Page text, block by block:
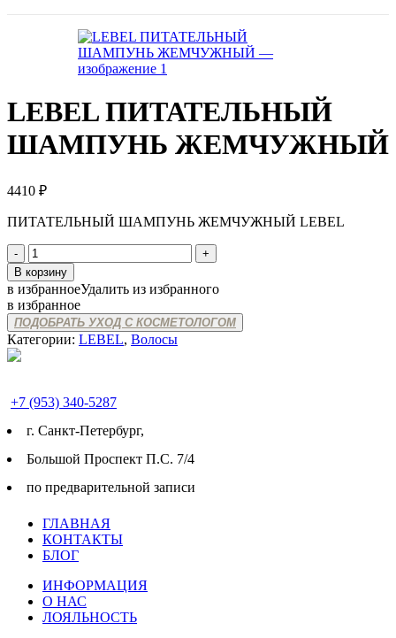
LEBEL ПИТАТЕЛЬНЫЙ
ШАМПУНЬ ЖЕМЧУЖНЫЙ
4410 ₽
ПИТАТЕЛЬНЫЙ ШАМПУНЬ ЖЕМЧУЖНЫЙ LEBEL
Количество
товара
LEBEL
ПИТАТЕЛЬНЫЙ
ШАМПУНЬ
ЖЕМЧУЖНЫЙ
В корзину
в избранноеУдалить из избранного
в избранное
ПОДОБРАТЬ УХОД С КОСМЕТОЛОГОМ
Категории: LEBEL, Волосы
+7 (953) 340-5287
г. Cанкт-Петербург,
Большой Проспект П.С. 7/4
по предварительной записи
ГЛАВНАЯ
КОНТАКТЫ
БЛОГ
ИНФОРМАЦИЯ
О НАС
ЛОЯЛЬНОСТЬ